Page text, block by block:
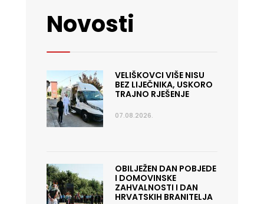
Novosti
VELIŠKOVCI VIŠE NISU
BEZ LIJEČNIKA, USKORO
TRAJNO RJEŠENJE
07.08.2026.
OBILJEŽEN DAN POBJEDE
I DOMOVINSKE
ZAHVALNOSTI I DAN
HRVATSKIH BRANITELJA